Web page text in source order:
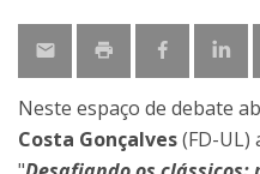
Neste espaço de debate
Costa Gonçalves(FD-UL)